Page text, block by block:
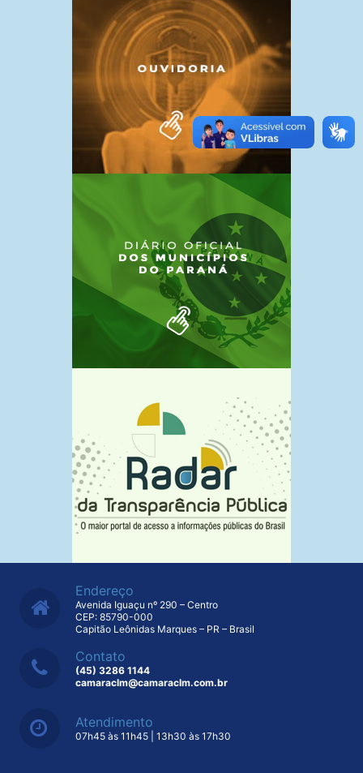
Endereço
Avenida Iguaçu nº 290 – Centro
CEP: 85790-000
Capitão Leônidas Marques – PR – Brasil
Contato
(45) 3286 1144
camaraclm@camaraclm.com.br
Atendimento
07h45 às 11h45 | 13h30 às 17h30